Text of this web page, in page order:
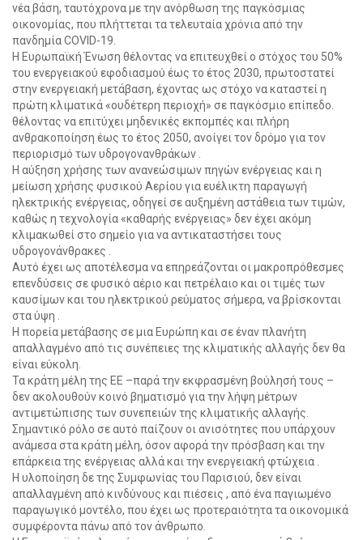
νέα βάση, ταυτόχρονα με την ανόρθωση της παγκόσμιας
οικονομίας, που πλήττεται τα τελευταία χρόνια από την
πανδημία COVID-19.
Η Ευρωπαϊκή Ένωση θέλοντας να επιτευχθεί ο στόχος του 50%
του ενεργειακού εφοδιασμού έως το έτος 2030, πρωτοστατεί
στην ενεργειακή μετάβαση, έχοντας ως στόχο να καταστεί η
πρώτη κλιματικά «ουδέτερη περιοχή» σε παγκόσμιο επίπεδο.
θέλοντας να επιτύχει μηδενικές εκπομπές και πλήρη
ανθρακοποίηση έως το έτος 2050, ανοίγει τον δρόμο για τον
περιορισμό των υδρογονανθράκων .
Η αύξηση χρήσης των ανανεώσιμων πηγών ενέργειας και η
μείωση χρήσης φυσικού Αερίου για ευέλικτη παραγωγή
ηλεκτρικής ενέργειας, οδηγεί σε αυξημένη αστάθεια των τιμών,
καθώς η τεχνολογία «καθαρής ενέργειας» δεν έχει ακόμη
κλιμακωθεί στο σημείο για να αντικαταστήσει τους
υδρογονάνθρακες .
Αυτό έχει ως αποτέλεσμα να επηρεάζονται οι μακροπρόθεσμες
επενδύσεις σε φυσικό αέριο και πετρέλαιο και οι τιμές των
καυσίμων και του ηλεκτρικού ρεύματος σήμερα, να βρίσκονται
στα ύψη .
Η πορεία μετάβασης σε μια Ευρώπη και σε έναν πλανήτη
απαλλαγμένο από τις συνέπειες της κλιματικής αλλαγής δεν θα
είναι εύκολη.
Τα κράτη μέλη της ΕΕ –παρά την εκφρασμένη βούλησή τους –
δεν ακολουθούν κοινό βηματισμό για την λήψη μέτρων
αντιμετώπισης των συνεπειών της κλιματικής αλλαγής.
Σημαντικό ρόλο σε αυτό παίζουν οι ανισότητες που υπάρχουν
ανάμεσα στα κράτη μέλη, όσον αφορά την πρόσβαση και την
επάρκεια της ενέργειας αλλά και την ενεργειακή φτώχεια .
Η υλοποίηση δε της Συμφωνίας του Παρισιού, δεν είναι
απαλλαγμένη από κινδύνους και πιέσεις , από ένα παγιωμένο
παραγωγικό μοντέλο, που έχει ως προτεραιότητα τα οικονομικά
συμφέροντα πάνω από τον άνθρωπο.